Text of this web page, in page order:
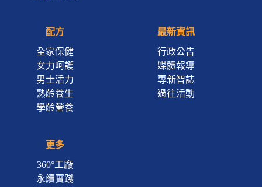
配方
全家保健
女力呵護
男士活力
熟齡養生
學齡營養
最新資訊
行政公告
媒體報導
專新智誌
過往活動
更多
360°工廠
永續實踐